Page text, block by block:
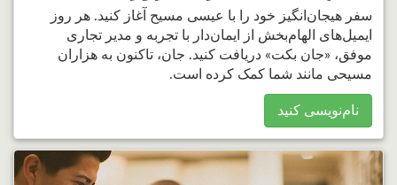
سفر هیجان‌انگیز خود را با عیسی مسیح آغاز کنید. هر روز
ایمیل‌های الهام‌بخش از ایمان‌دار با تجربه و مدیر تجاری
موفق، «جان بکت» دریافت کنید. جان، تاکنون به هزاران
مسیحی مانند شما کمک کرده است.
نام‌نویسی کنید